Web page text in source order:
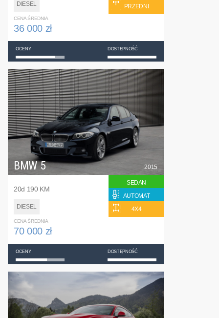
DIESEL
PRZEDNI
CENA ŚREDNIA
36 000 zł
OCENY DOSTĘPNOŚĆ
BMW 5
20d 190 KM
DIESEL
2015
SEDAN
AUTOMAT
4X4
CENA ŚREDNIA
70 000 zł
OCENY DOSTĘPNOŚĆ